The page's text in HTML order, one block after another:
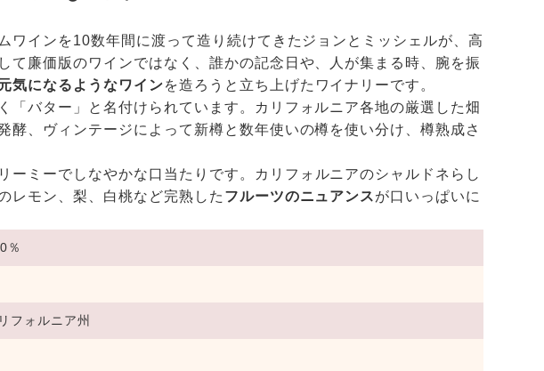
ワインを10数年間に渡って造り続けてきたジョンとミッシェルが、高
て廉価版のワインではなく、誰かの記念日や、人が集まる時、腕を振
気になるようなワインを造ろうと立ち上げたワイナリーです。
「バター」と名付けられています。カリフォルニア各地の厳選した畑
酵、ヴィンテージによって新樽と数年使いの樽を使い分け、樽熟成さ
ーミーでしなやかな口当たりです。カリフォルニアのシャルドネらし
レモン、梨、白桃など完熟した フルーツのニュアンスが口いっぱいに
％
フォルニア州